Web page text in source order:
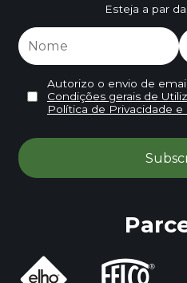
Esteja a par
Autorizo o envio de
Condições gerais de
Política de Privacidade